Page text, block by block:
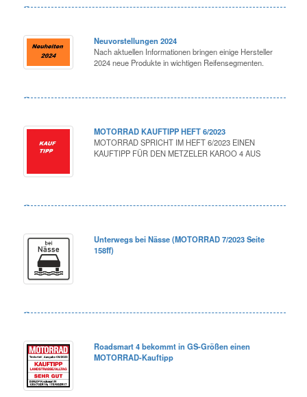
Neuvorstellungen 2024
Nach aktuellen Informationen bringen einige Hersteller
2024 neue Produkte in wichtigen Reifensegmenten.
MOTORRAD KAUFTIPP HEFT 6/2023
MOTORRAD SPRICHT IM HEFT 6/2023 EINEN
KAUFTIPP FÜR DEN METZELER KAROO 4 AUS
Unterwegs bei Nässe (MOTORRAD 7/2023 Seite
158ff)
Roadsmart 4 bekommt in GS-Größen einen
MOTORRAD-Kauftipp